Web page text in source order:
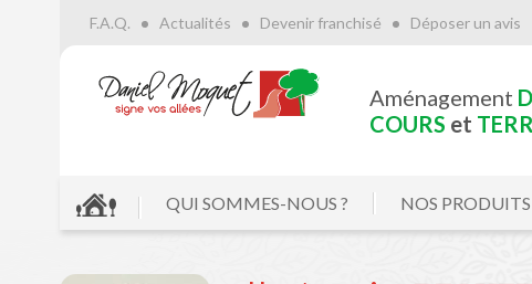
F.A.Q. Actualités Devenir franchisé Déposer un avis
Aménagement
COURS et
QUI SOMMES-NOUS ? NOS PRODUITS